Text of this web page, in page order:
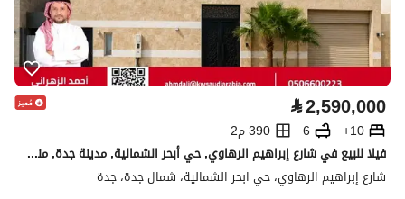
⃁2,590,000
10+
6
390 م2
فيلا للبيع في شارع إبراهيم الرهاوي, حي أبحر الشمالية, مدينة جدة, منطقة مكة المكرمة
شارع إبراهيم الرهاوي، حي ابحر الشمالية، شمال جدة، جدة